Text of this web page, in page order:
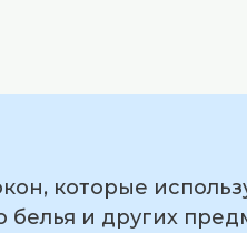
которые
и других